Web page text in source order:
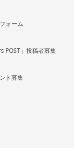
ォーム
POST」投稿者募集
ト募集